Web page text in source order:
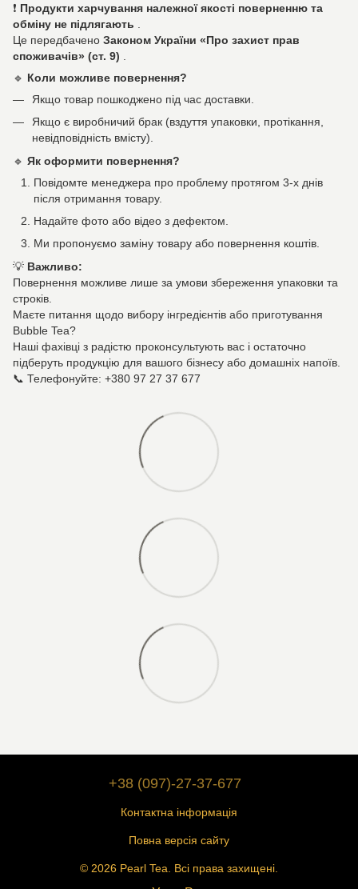
❗ Продукти харчування належної якості поверненню та
обміну не підлягають
Це передбачено Законом України «Про захист прав
споживачів» (ст. 9)
🔹 Коли можливе повернення?
Якщо товар пошкоджено під час доставки.
Якщо є виробничий брак (вздуття упаковки, протікання,
невідповідність вмісту).
🔹 Як оформити повернення?
Повідомте менеджера про проблему протягом 3-х днів
після отримання товару.
Надайте фото або відео з дефектом.
Ми пропонуємо заміну товару або повернення коштів.
💡 Важливо:
Повернення можливе лише за умови збереження упаковки та
строків.
Маєте питання щодо вибору інгредієнтів або приготування
Bubble Tea?
Наші фахівці з радістю проконсультують вас і остаточно
підберуть продукцію для вашого бізнесу або домашніх напоїв.
📞 Телефонуйте: +380 97 27 37 677
+38 (097)-27-37-677
Контактна інформація
Повна версія сайту
© 2026 Pearl Tea. Всі права захищені.